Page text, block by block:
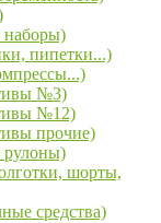
наборы)
пипетки...)
№3)
№12)
прочие)
рулоны)
шорты,
средства)